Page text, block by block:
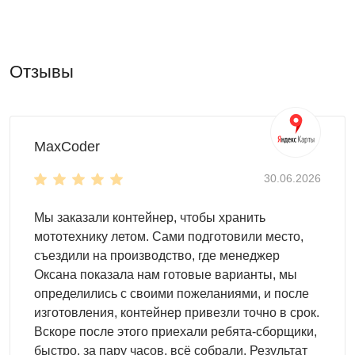
которые Вы посчитаете нужным:
инструментальные панели
Особенности модели
Длина корпуса – 5 м
. Здесь с легкостью
поместится несколько велосипедов, строительные
много места останется!
стойкая к непогодным условиям.
Боковая дверь
обеспечит рациональное
использование пространства.
Отзывы
MaxCoder
30.06.2026
Мы заказали контейнер, чтобы хранить
мототехнику летом. Сами подготовили место,
съездили на производство, где менеджер
Оксана показала нам готовые варианты, мы
определились с своими пожеланиями, и после
изготовления, контейнер привезли точно в срок.
Вскоре после этого приехали ребята-сборщики,
быстро, за пару часов, всё собрали. Результат